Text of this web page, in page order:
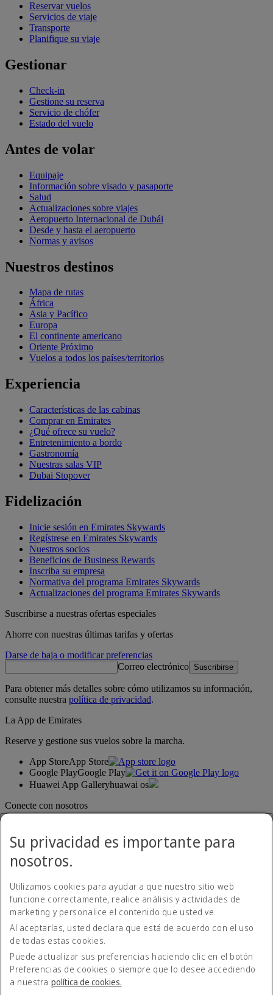
Reservar vuelos
Servicios de viaje
Transporte
Planifique su viaje
Gestionar
Check-in
Gestione su reserva
Servicio de chófer
Estado del vuelo
Antes de volar
Equipaje
Información sobre visado y pasaporte
Salud
Actualizaciones sobre viajes
Aeropuerto Internacional de Dubái
Desde y hasta el aeropuerto
Normas y avisos
Nuestros destinos
Mapa de rutas
África
Asia y Pacífico
Europa
El continente americano
Oriente Próximo
Vuelos a todos los países/territorios
Experiencia
Características de las cabinas
Comprar en Emirates
¿Qué ofrece su vuelo?
Entretenimiento a bordo
Gastronomía
Nuestras salas VIP
Dubai Stopover
Fidelización
Inicie sesión en Emirates Skywards
Regístrese en Emirates Skywards
Nuestros socios
Beneficios de Business Rewards
Inscriba su empresa
Normativa del programa Emirates Skywards
Actualizaciones del programa Emirates Skywards
Suscribirse a nuestras ofertas especiales
Ahorre con nuestras últimas tarifas y ofertas
Darse de baja o modificar preferencias
Correo electrónico Suscribirse
Para obtener más detalles sobre cómo utilizamos su información,
consulte nuestra política de privacidad.
La App de Emirates
Reserve y gestione sus vuelos sobre la marcha.
App StoreApp Store
Google PlayGoogle Play
Huawei App Galleryhuawai os
Conecte con nosotros
Declaración de accesibilidad
Contacte con nosotros
Política de privacidad
Condiciones generales
Política de cookies
Ciberseguridad
Su privacidad es importante para
nosotros.
Utilizamos cookies para ayudar a que nuestro sitio web
funcione correctamente, realice análisis y actividades de
marketing y personalice el contenido que usted ve.
Al aceptarlas, usted declara que está de acuerdo con el uso
de todas estas cookies.
Puede actualizar sus preferencias haciendo clic en el botón
Preferencias de cookies o siempre que lo desee accediendo
a nuestra política de cookies.